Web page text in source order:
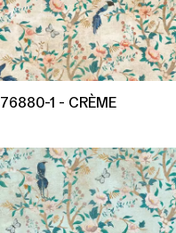
76880-1 - CRÈME